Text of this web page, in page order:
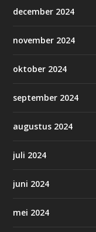
december 2024
november 2024
oktober 2024
september 2024
augustus 2024
juli 2024
juni 2024
mei 2024